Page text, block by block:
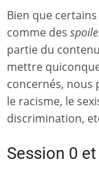
Bien que
comme des
partie du
mettre
concernés, nous
le racisme, le
discrimination,
Session 0